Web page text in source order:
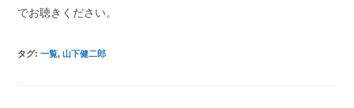
でお聴きください。
タグ:一覧, 山下健二郎